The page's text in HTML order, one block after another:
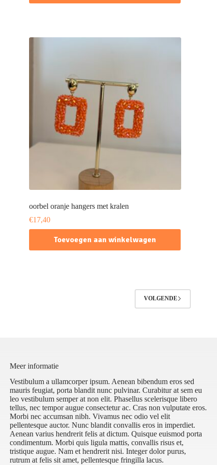
oorbel oranje hangers met kralen
€17,40
Toevoegen aan winkelwagen
VOLGENDE
Meer informatie
Vestibulum a ullamcorper ipsum. Aenean bibendum eros sed
mauris feugiat, porta blandit nunc pulvinar. Curabitur at sem eu
leo vestibulum semper at non elit. Phasellus scelerisque libero
tellus, nec tempor augue consectetur ac. Cras non vulputate eros.
Morbi nec accumsan nibh. Vivamus nec odio vel elit
pellentesque auctor. Nunc blandit convallis eros in imperdiet.
Aenean varius hendrerit felis at dictum. Quisque euismod porta
condimentum. Morbi quis ligula mattis, convallis risus et,
tristique augue. Nam et hendrerit nisi. Integer dolor purus,
rutrum at felis sit amet, pellentesque fringilla lacus.